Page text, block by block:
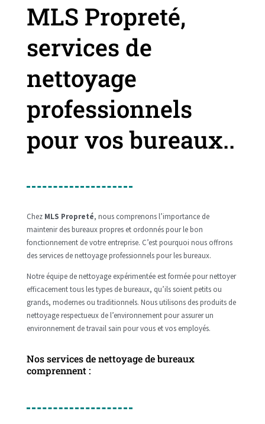
MLS Propreté,
services de
nettoyage
professionnels
pour vos bureaux..
Chez MLS Propreté, nous comprenons l’importance de
maintenir des bureaux propres et ordonnés pour le bon
fonctionnement de votre entreprise. C’est pourquoi nous offrons
des services de nettoyage professionnels pour les bureaux.
Notre équipe de nettoyage expérimentée est formée pour nettoyer
efficacement tous les types de bureaux, qu’ils soient petits ou
grands, modernes ou traditionnels. Nous utilisons des produits de
nettoyage respectueux de l’environnement pour assurer un
environnement de travail sain pour vous et vos employés.
Nos services de nettoyage de bureaux
comprennent :